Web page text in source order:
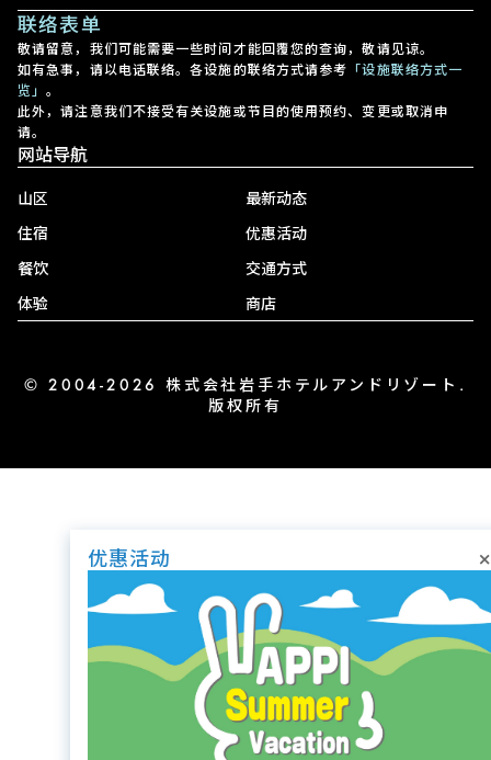
联络表单
敬请留意，我们可能需要一些时间才能回覆您的查询，敬请见谅。
如有急事，请以电话联络。各设施的联络方式请参考 「设施联络方式一
览」。
此外，请注意我们不接受有关设施或节目的使用预约、变更或取消申
请。
网站导航
山区
住宿
餐饮
体验
最新动态
优惠活动
交通方式
商店
© 2004-2026 株式会社岩手ホテルアンドリゾート.
版权所有
优惠活动 ×